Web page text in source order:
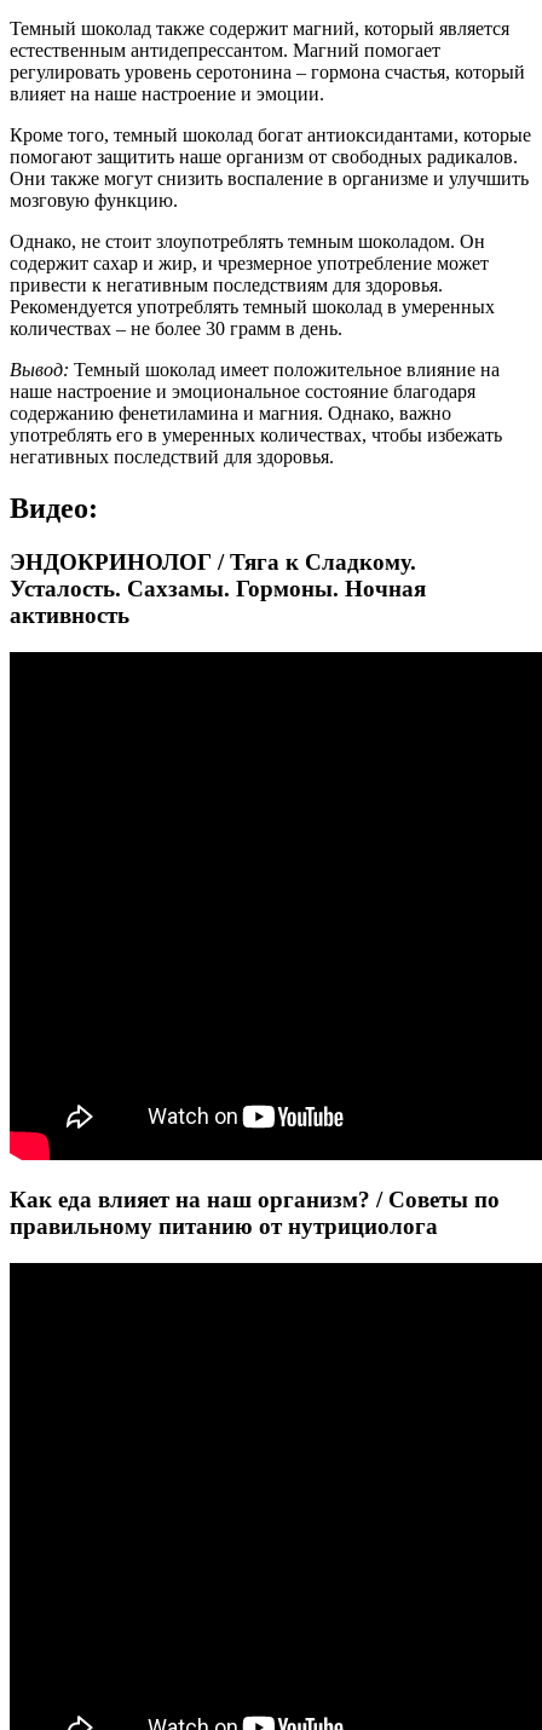
Темный шоколад также содержит магний, который является
естественным антидепрессантом. Магний помогает
регулировать уровень серотонина – гормона счастья, который
влияет на наше настроение и эмоции.
Кроме того, темный шоколад богат антиоксидантами, которые
помогают защитить наше организм от свободных радикалов.
Они также могут снизить воспаление в организме и улучшить
мозговую функцию.
Однако, не стоит злоупотреблять темным шоколадом. Он
содержит сахар и жир, и чрезмерное употребление может
привести к негативным последствиям для здоровья.
Рекомендуется употреблять темный шоколад в умеренных
количествах – не более 30 грамм в день.
Вывод: Темный шоколад имеет положительное влияние на
наше настроение и эмоциональное состояние благодаря
содержанию фенетиламина и магния. Однако, важно
употреблять его в умеренных количествах, чтобы избежать
негативных последствий для здоровья.
Видео:
ЭНДОКРИНОЛОГ / Тяга к Сладкому.
Усталость. Сахзамы. Гормоны. Ночная
активность
Как еда влияет на наш организм? / Советы по
правильному питанию от нутрициолога